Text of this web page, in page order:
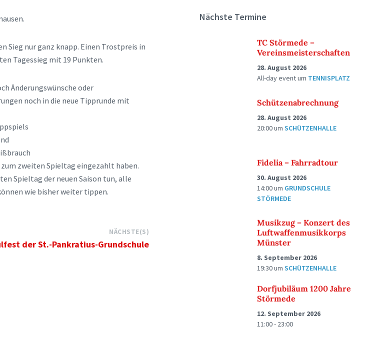
Sieg nur ganz knapp. Einen Trostpreis in
Tagessieg mit 19 Punkten.
Änderungswünsche oder
noch in die neue Tipprunde mit
zweiten Spieltag eingezahlt haben.
Spieltag der neuen Saison tun, alle
wie bisher weiter tippen.
NÄCHSTE(S)
der St.-Pankratius-Grundschule
Nächste Termine
TC Störmede –
Vereinsmeisterschaften
28. August 2026
All-day eventum TENNISPLATZ
Schützenabrechnung
28. August 2026
20:00umSCHÜTZENHALLE
Fidelia – Fahrradtour
30. August 2026
14:00um GRUNDSCHULE
STÖRMEDE
Musikzug – Konzert des
Luftwaffenmusikkorps
Münster
8. September 2026
19:30umSCHÜTZENHALLE
Dorfjubiläum 1200 Jahre
Störmede
12. September 2026
11:00 - 23:00